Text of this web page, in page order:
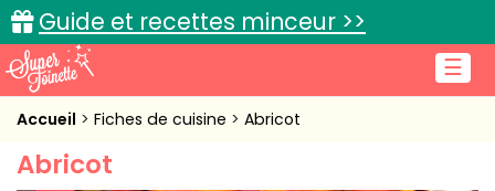
☰
Guide et recettes minceur >>
Accueil
Recettes de cuisine
Accueil Fiches de cuisine Abricot
Abricot